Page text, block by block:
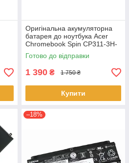
Оригінальна акумуляторна
батарея до ноутбука Acer
Chromebook Spin CP311-3H-
K2RJ CP311-2H-C679 CP513-
1HL CP513-1H - AP16L8J
Готово до відправки
1 390 ₴ 1 750 ₴
Купити
–18%